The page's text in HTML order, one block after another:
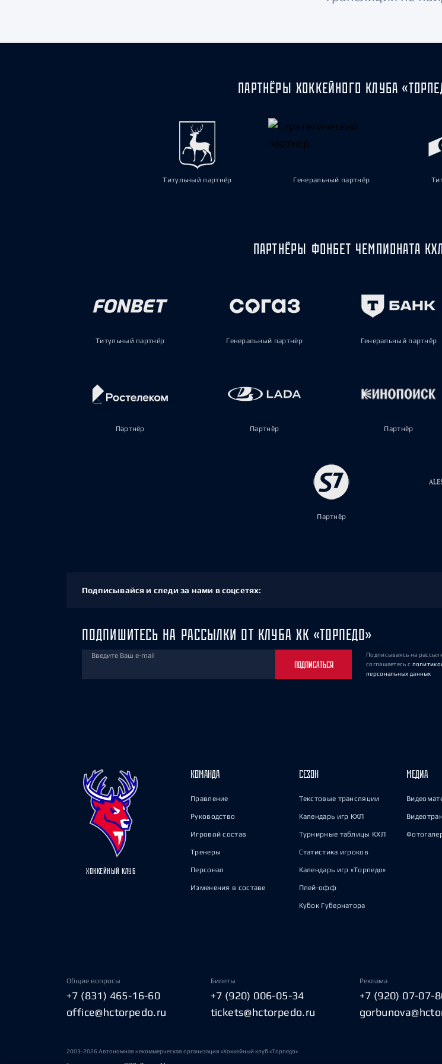
ЦСКА Салават Юлаев
ПАРТНЁРЫ ХОККЕЙНОГО КЛУБА
Титульный партнёр Генеральный партнёр
ПАРТНЁРЫ ФОНБЕТ ЧЕМПИОНАТА
Титульный партнёр Генеральный партнёр Генеральный партнёр
Партнёр Партнёр Партнёр
Партнёр
Подписывайся и следи за нами в соцсетях:
ПОДПИШИТЕСЬ НА РАССЫЛКИ ОТ КЛУБА ХК «ТОРПЕДО»
Введите Ваш e-mail
ПОДПИСАТЬСЯ
Подписываясь на
соглашаетесь с
персональных данных
ХОККЕЙНЫЙ КЛУБ
КОМАНДА
Правление
Руководство
Игровой состав
Тренеры
Персонал
Изменения в составе
СЕЗОН
Текстовые трансляции
Календарь игр КХЛ
Турнирные таблицы КХЛ
Статистика игроков
Календарь игр «Торпедо»
Плей-офф
Кубок Губернатора
МЕДИА
Общие вопросы
+7 (831) 465-16-60
office@hctorpedo.ru
Билеты
+7 (920) 006-05-34
tickets@hctorpedo.ru
Реклама
+7 (920) 07-07-
2003-2026 Автономная некоммерческая организация «Хоккейный клуб «Торпедо»